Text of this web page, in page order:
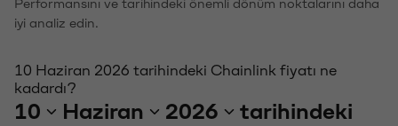
iyi analiz edin.
10 Haziran 2026 tarihindeki Chainlink fiyatı ne
kadardı?
10 Haziran 2026
tarihindeki